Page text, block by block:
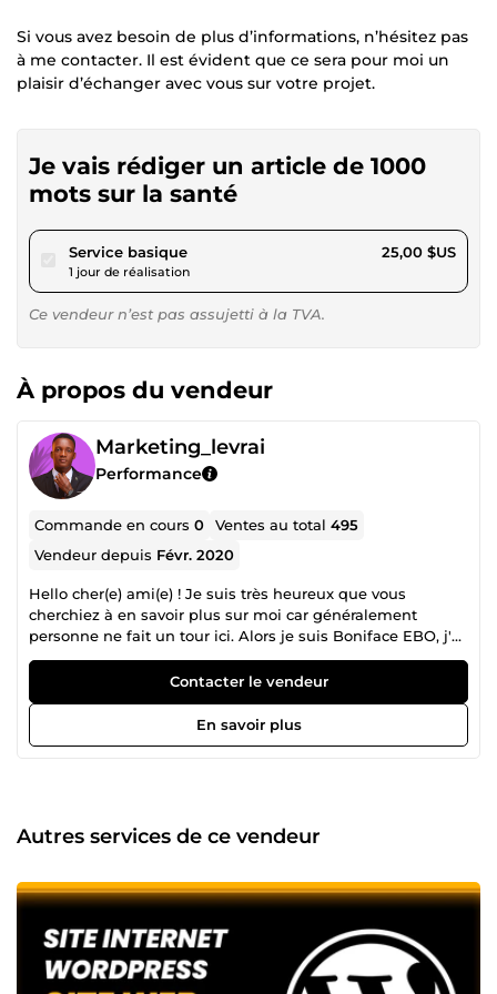
Si vous avez besoin de plus d’informations, n’hésitez pas
à me contacter. Il est évident que ce sera pour moi un
plaisir d’échanger avec vous sur votre projet.
Je vais rédiger un article de 1000
mots sur la santé
Service basiquepour 23,04 $US
1 jour de réalisation
25,00 $US
Ce vendeur n’est pas assujetti à la TVA.
À propos du vendeur
Marketing_levrai
Performance
Commande en cours0 Ventes au total495
Vendeur depuis Févr. 2020
Hello cher(e) ami(e) ! Je suis très heureux que vous
cherchiez à en savoir plus sur moi car généralement
personne ne fait un tour ici. Alors je suis Boniface EBO, j'ai
démarré sur internet en 2016 en tant que concepteur
Chatbot via manychat et Chatfuel. Après avoir
accompagné quelques dizaines d'entrepreneurs et
d'entreprises dans la mise en place des chatbot
performants, je me suis tourné vers le marketing de façon
dialogflow Montage vidéo avec Camtasia, Première PRO et
récemment CapCut Design graphique avec Photoshop et
complet d'acquisition client : Publicité Google Ads (Certifié
par Google) Publicité Facebook Ads (Certifié par facebook)
Marketing d'influence Référencement naturel et Marketing
de contenu (certifié par Google et Hubspot) Fidélisation
client avec ces outils : E-mail marketing via klavio sur
Contacter le vendeur
En savoir plus
Autres services de ce vendeur